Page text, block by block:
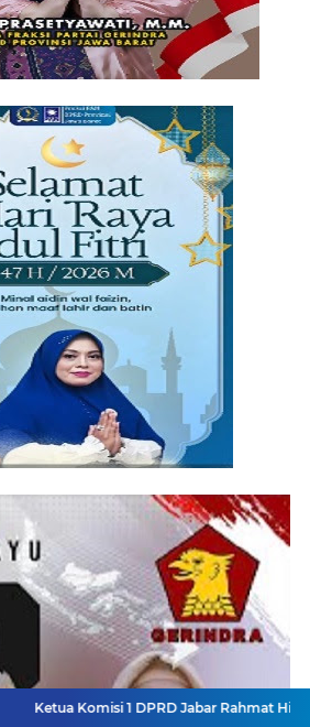
1 DPRD Jabar Rahmat Hidayat Djati